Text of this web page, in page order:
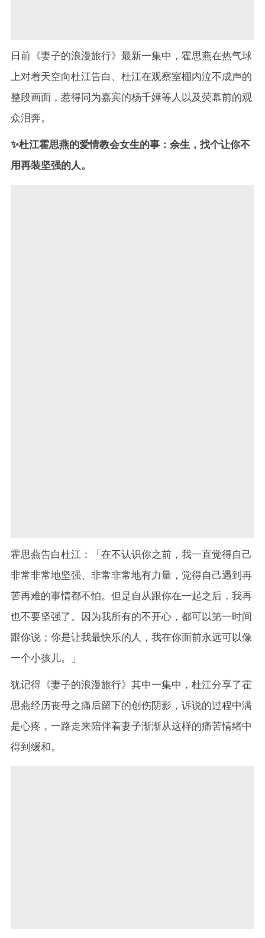
日前《妻子的浪漫旅行》最新一集中，霍思燕在热气球
上对着天空向杜江告白、杜江在观察室棚内泣不成声的
整段画面，惹得同为嘉宾的杨千嬅等人以及荧幕前的观
众泪奔。
✨杜江霍思燕的爱情教会女生的事：余生，找个让你不
用再装坚强的人。
霍思燕告白杜江：「在不认识你之前，我一直觉得自己
非常非常地坚强、非常非常地有力量，觉得自己遇到再
苦再难的事情都不怕。但是自从跟你在一起之后，我再
也不要坚强了。因为我所有的不开心，都可以第一时间
跟你说；你是让我最快乐的人，我在你面前永远可以像
一个小孩儿。」
犹记得《妻子的浪漫旅行》其中一集中，杜江分享了霍
思燕经历丧母之痛后留下的创伤阴影，诉说的过程中满
是心疼，一路走来陪伴着妻子渐渐从这样的痛苦情绪中
得到缓和。